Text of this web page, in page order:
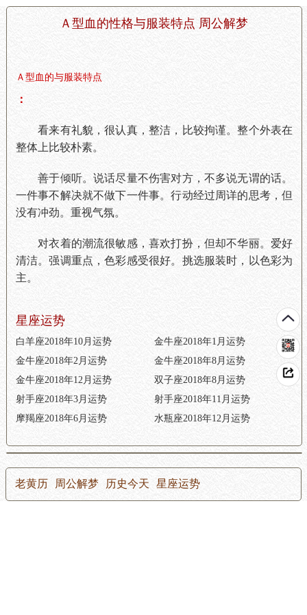
Ａ型血的性格与服装特点 周公解梦
Ａ型血的与服装特点
：
看来有礼貌，很认真，整洁，比较拘谨。整个外表在
整体上比较朴素。
善于倾听。说话尽量不伤害对方，不多说无谓的话。
一件事不解决就不做下一件事。行动经过周详的思考，但
没有冲劲。重视气氛。
对衣着的潮流很敏感，喜欢打扮，但却不华丽。爱好
清洁。强调重点，色彩感受很好。挑选服装时，以色彩为
主。
星座运势
白羊座2018年10月运势
金牛座2018年1月运势
金牛座2018年2月运势
金牛座2018年8月运势
金牛座2018年12月运势
双子座2018年8月运势
射手座2018年3月运势
射手座2018年11月运势
摩羯座2018年6月运势
水瓶座2018年12月运势
老黄历 周公解梦 历史今天 星座运势